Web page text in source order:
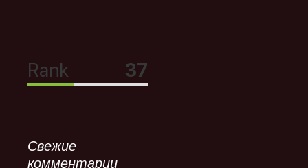
Свежие
комментарии